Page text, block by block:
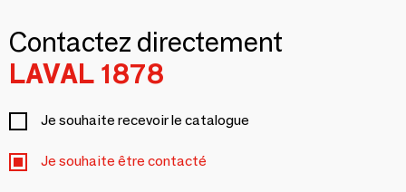
Contactez directement
LAVAL 1878
Je souhaite recevoir le catalogue
Je souhaite être contacté